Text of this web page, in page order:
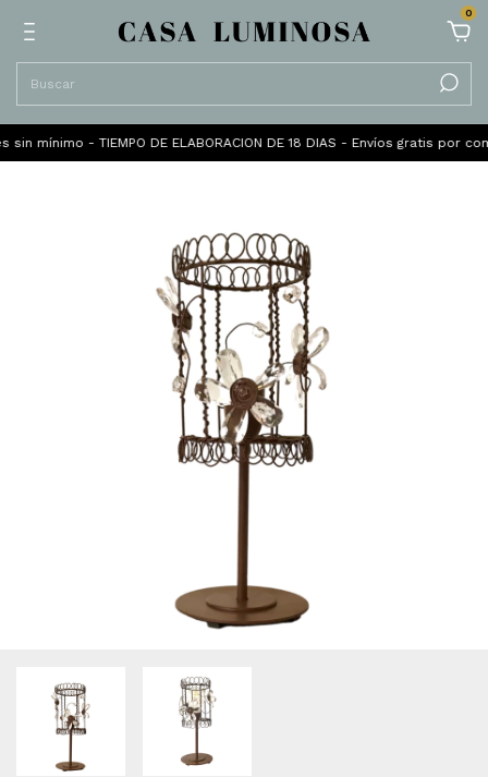
0
- TIEMPO DE ELABORACION DE 18 DIAS - Envíos gratis por